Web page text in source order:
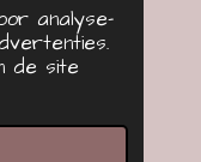
analyse-
de site